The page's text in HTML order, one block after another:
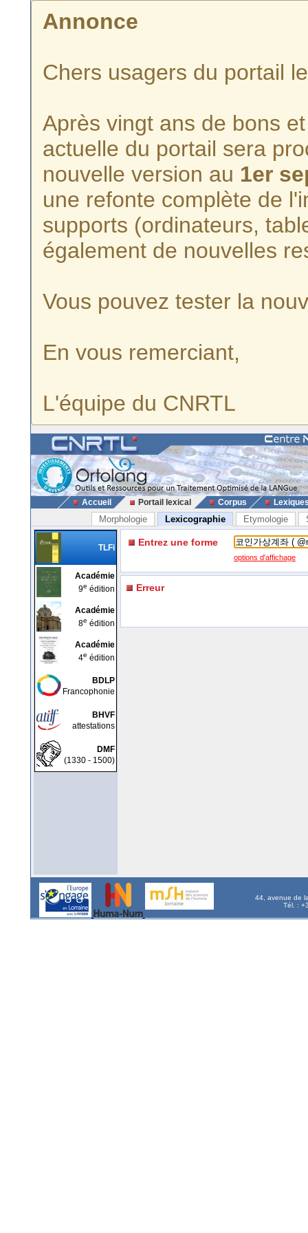
Annonce
Chers usagers du portail
Après vingt ans de bons
actuelle du portail sera
nouvelle version au 1er
une refonte complète de
supports (ordinateurs,
également de nouvelles
Vous pouvez tester la
En vous remerciant,
L'équipe du CNRTL
Accueil Portail lexical Corpus
Morphologie Lexicographie Etymologie
TLFi
Académie
9e édition
Académie
8e édition
Académie
4e édition
BDLP
Francophonie
BHVF
attestations
DMF
(1330 - 1500)
Entrez une forme
options d'affichage
Erreur
44, avenue de
Tél. :